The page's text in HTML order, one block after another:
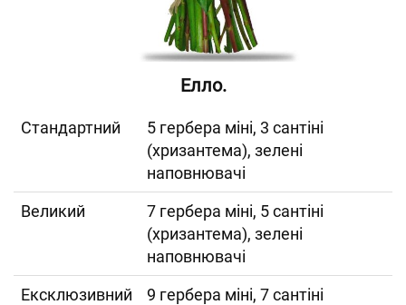
Елло.
Cтандартний
5 гербера міні, 3 сантіні
(хризантема), зелені
наповнювачі
Великий
7 гербера міні, 5 сантіні
(хризантема), зелені
наповнювачі
Ексклюзивний
9 гербера міні, 7 сантіні